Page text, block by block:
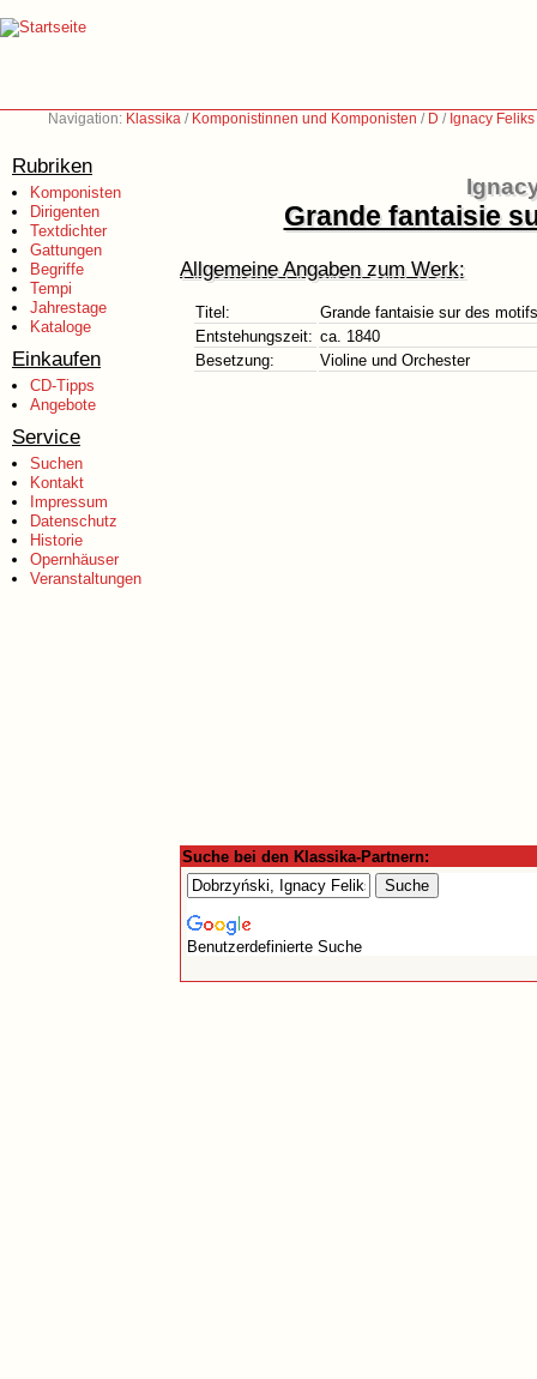
Navigation: Klassika / Komponistinnen und Komponisten / D / Ignacy
Rubriken
Komponisten
Dirigenten
Textdichter
Gattungen
Begriffe
Tempi
Jahrestage
Kataloge
Einkaufen
CD-Tipps
Angebote
Service
Suchen
Kontakt
Impressum
Datenschutz
Historie
Opernhäuser
Veranstaltungen
Grande fantaisie
Allgemeine Angaben zum Werk:
Titel:
Grande fantaisie sur des
Entstehungszeit: ca. 1840
Besetzung:
Violine und Orchester
Suche bei den Klassika-Partnern:
Benutzerdefinierte Suche